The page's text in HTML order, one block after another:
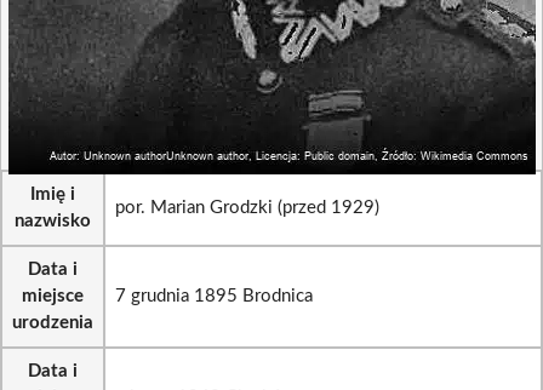
Imię i
nazwisko
por. Marian Grodzki (przed 1929)
Data i
miejsce
urodzenia
7 grudnia 1895 Brodnica
Data i